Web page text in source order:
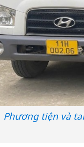
Phương tiện và